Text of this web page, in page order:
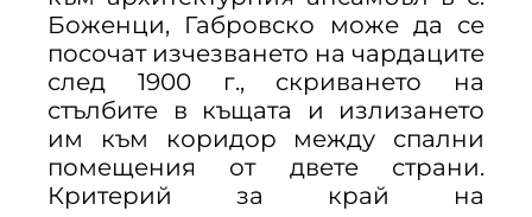
Боженци, Габровско може да се
посочат изчезването на чардаците
след 1900 г., скриването на
стълбите в къщата и излизането
им към коридор между спални
помещения от двете страни.
Критерий за край на